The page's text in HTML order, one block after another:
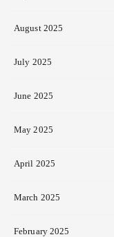
August 2025
July 2025
June 2025
May 2025
April 2025
March 2025
February 2025